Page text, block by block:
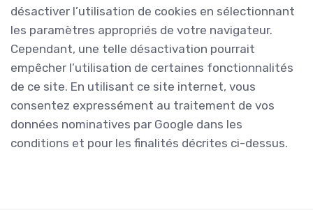
désactiver l’utilisation de cookies en sélectionnant
les paramètres appropriés de votre navigateur.
Cependant, une telle désactivation pourrait
empêcher l’utilisation de certaines fonctionnalités
de ce site. En utilisant ce site internet, vous
consentez expressément au traitement de vos
données nominatives par Google dans les
conditions et pour les finalités décrites ci-dessus.